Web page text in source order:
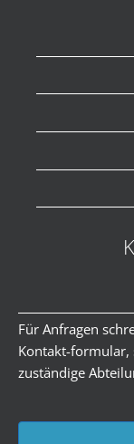
Für Anfragen
Kontakt-formular,
zuständige